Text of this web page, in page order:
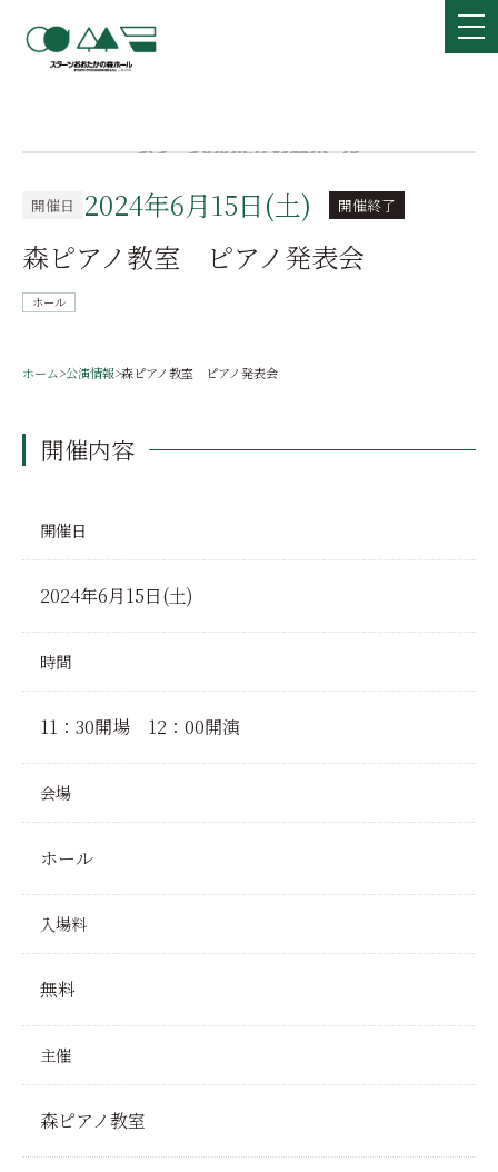
開催日 2024年6月15日(土) 開催終了
森ピアノ教室 ピアノ発表会
ホール
ホーム>公演情報>森ピアノ教室 ピアノ発表会
開催内容
開催日
2024年6月15日(土)
時間
11：30開場 12：00開演
会場
ホール
入場料
無料
主催
森ピアノ教室